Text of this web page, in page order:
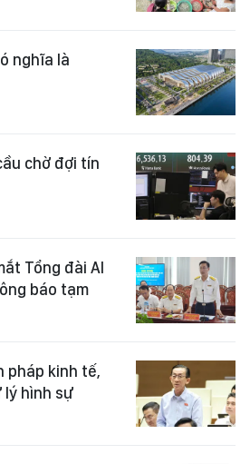
nghĩa là
chờ đợi tín
Tổng đài AI
báo tạm
pháp kinh tế,
lý hình sự